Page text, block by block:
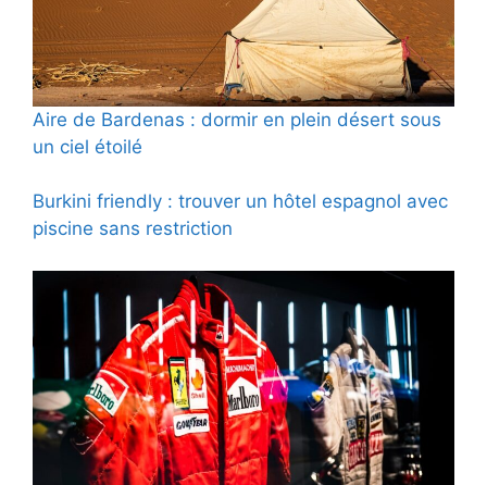
Aire de Bardenas : dormir en plein désert sous
un ciel étoilé
Burkini friendly : trouver un hôtel espagnol avec
piscine sans restriction